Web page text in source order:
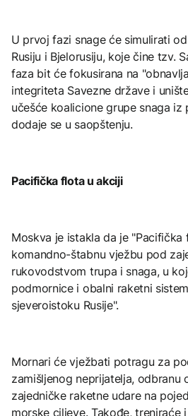
U prvoj fazi snage će simulirati
Rusiju i Bjelorusiju, koje čine tzv.
faza bit će fokusirana na
integriteta Savezne države i
učešće koalicione grupe snaga iz
dodaje se u saopštenju.
Pacifička flota u akciji
Moskva je istakla da je "Pacifička
komandno-štabnu vježbu pod
rukovodstvom trupa i snaga, u
podmornice i obalni raketni
sjeveroistoku Rusije".
Mornari će vježbati potragu za
zamišljenog neprijatelja, odbranu
zajedničke raketne udare na
morske ciljeve. Takođe, treniraće